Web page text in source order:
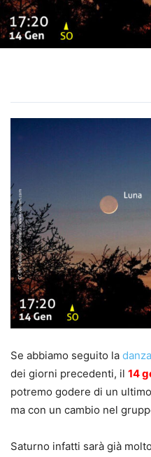
Se abbiamo seguito la
dei giorni precedenti, il 14
potremo godere di un
ma con un cambio nel
Saturno infatti sarà già